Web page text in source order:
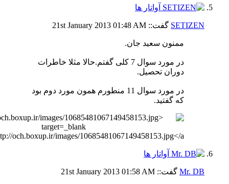
SETIZEN گفت:: 21st January 2013 01:48 AM
ممنون سعید جان.
در مورد سوال 7 کلی گفتم.حالا مثلا خاطرات
دوران تحصیل.
در مورد سوال 11 منطورم همون مورد دوم بود
که گفتید.
Mr. DB گفت:: 21st January 2013 01:58 AM